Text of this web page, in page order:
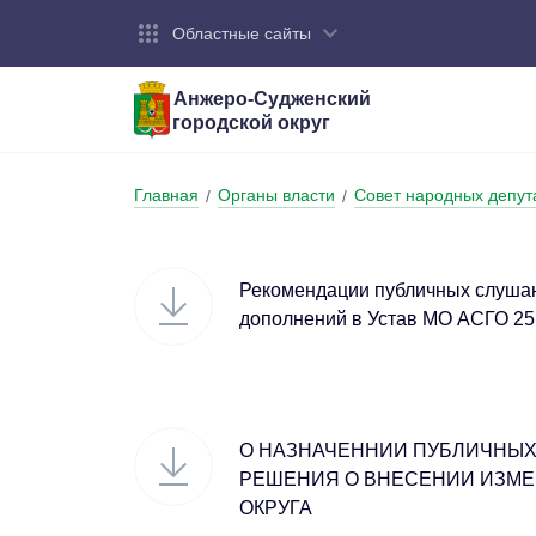
Областные сайты
Анжеро-Судженский
городской округ
Устав
Главная / Органы власти / Совет народных
Рекомендации публичных
дополнений в Устав МО АСГО
О НАЗНАЧЕННИИ
РЕШЕНИЯ О ВНЕСЕНИИ
ОКРУГА